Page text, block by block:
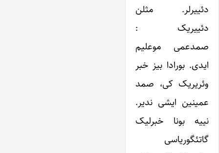
دئییرلر. مثلن
دئییریک :
صمدعمی موعلیم
ایدی. بورادا بیز خبر
وئریریک کی، صمد
عمینین ایشی ندیر.
نییه بونا خبرلیک
گاتئگوریاسی